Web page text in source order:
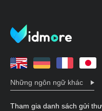
Những ngôn ngữ khác
Tham gia danh sách gửi